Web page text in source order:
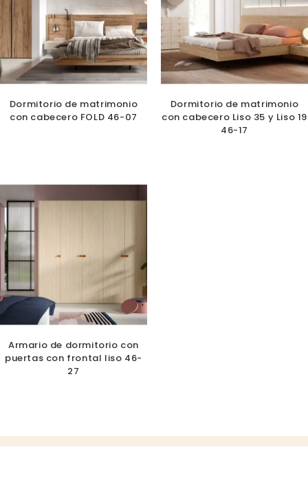
Dormitorio de matrimonio
con cabecero FOLD 46-07
Dormitorio de matrimonio
con cabecero Liso 35 y Liso 19
46-17
Armario de dormitorio con
puertas con frontal liso 46-
27